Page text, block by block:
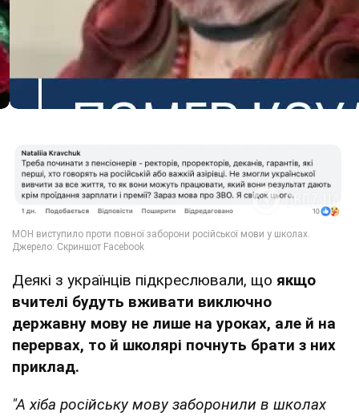
Деякі з українців підкреслювали, що якщо
вчителі будуть вживати виключно
державну мову не лише на уроках, але й на
перервах, то й школярі почнуть брати з них
приклад.
"А хіба російську мову заборонили в школах